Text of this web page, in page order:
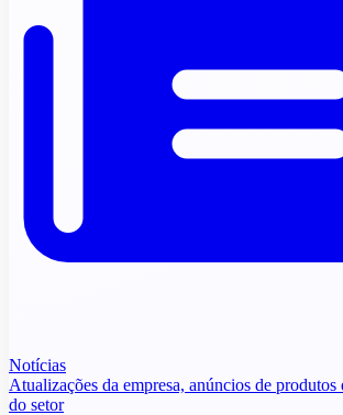
Notícias
Atualizações da empresa, anúncios de
do setor